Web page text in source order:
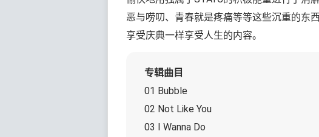
恶与唠叨、青春就是疼痛等等这些沉重的东
享受庆典一样享受人生的内容。
专辑曲目
01 Bubble
02 Not Like You
03 I Wanna Do